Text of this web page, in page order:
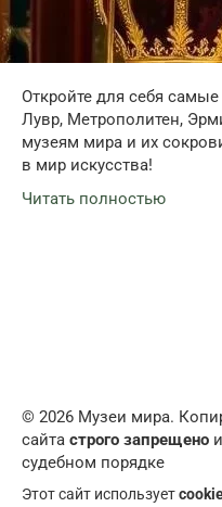
Откройте для себя
Лувр, Метрополитен,
музеям мира и их
в мир искусства!
Читать полностью
© 2026 Музеи мира.
сайта строго запрещено
судебном порядке
Этот сайт использует